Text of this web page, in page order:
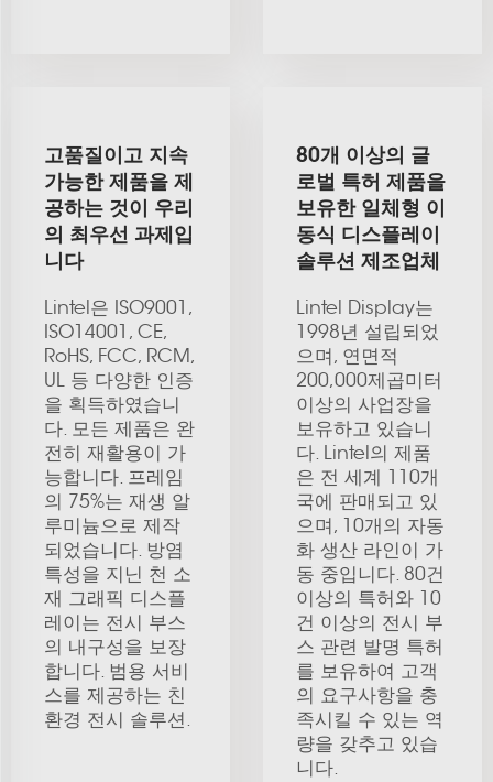
고품질이고 지속
가능한 제품을 제
공하는 것이 우리
의 최우선 과제입
니다
Lintel은 ISO9001,
ISO14001, CE,
RoHS, FCC, RCM,
UL 등 다양한 인증
을 획득하였습니
다. 모든 제품은 완
전히 재활용이 가
능합니다. 프레임
의 75%는 재생 알
루미늄으로 제작
되었습니다. 방염
특성을 지닌 천 소
재 그래픽 디스플
레이는 전시 부스
의 내구성을 보장
합니다. 범용 서비
스를 제공하는 친
환경 전시 솔루션.
80개 이상의 글
로벌 특허 제품을
보유한 일체형 이
동식 디스플레이
솔루션 제조업체
Lintel Display는
1998년 설립되었
으며, 연면적
200,000제곱미터
이상의 사업장을
보유하고 있습니
다. Lintel의 제품
은 전 세계 110개
국에 판매되고 있
으며, 10개의 자동
화 생산 라인이 가
동 중입니다. 80건
이상의 특허와 10
건 이상의 전시 부
스 관련 발명 특허
를 보유하여 고객
의 요구사항을 충
족시킬 수 있는 역
량을 갖추고 있습
니다.